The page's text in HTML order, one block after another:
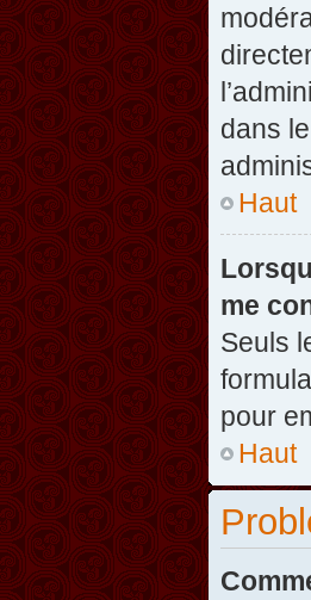
dans
Haut
me
Seuls
pour
Haut